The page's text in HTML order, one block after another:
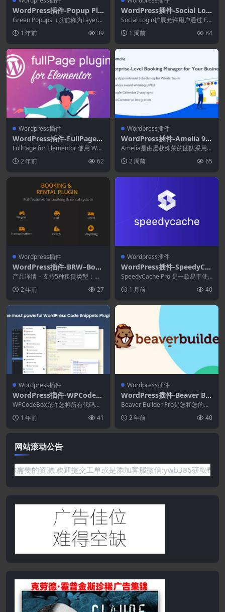
WordPress插件-Popup Plu
gin for WordPress–Green
Popups 7.53.0
Green Popups（以前称为Layere
1 年前 39
WordPress插件-Social Logi
n 2.8.8-WordPress WooCo
mmerce 插件
Social Login扩展允许用户通过 Fa
1 周前 84
Wordpress插件
WordPress插件-FullPage f
or Elementor 2.0.5
FullPage for Elementor 使用 Wor
2 年前 62
Wordpress插件
WordPress插件-Amelia 9.
7.0-企业级预约WordPress
插件
Amelia是由屡获殊荣的团队采用
Amelia ...
2 周前 65
Wordpress插件
WordPress插件-BRW–Boo
king Rental Plugin WooCo
mmerce 1.5.3
产品详情 – 支持5种租赁类型：日
合、...2 年前 27
Wordpress插件
WordPress插件-SpeedyCac
he Pro 1.4.0–WordPress 缓
存插件
SpeedyCache Pro 是一款易于使
1 月前 40
Wordpress插件
WordPress插件-WPCodeB
ox 1.2.0-WordPress代码片
段插件
WPCodeBox允许您将所有代码片
段保存到云端并在您的 WordPres
s 网...1 年前 41
Wordpress插件
WordPress插件-Beaver Bui
lder Agency 2.8.4.1–Word
Press页面生成器插件
Beaver Builder Pro是您和您的客
户编辑 Beaver Build...
2 年前 40
网站滚动公告
要的资源,欢迎提交工单或是添加客服微信:ywb386获取帮助！